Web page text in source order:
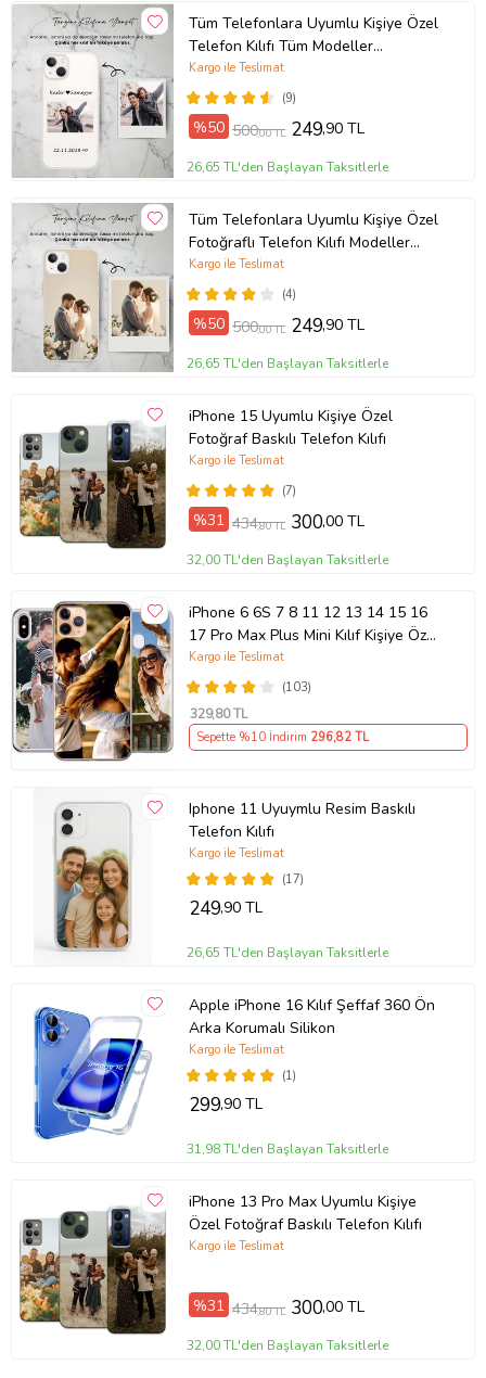
Tüm Telefonlara Uyumlu Kişiye Özel
Telefon Kılıfı Tüm Modeller
Açıklamada
(9)
Kargo ile Teslimat
%50 500,00 TL 249,90 TL
26,65 TL'den Başlayan Taksitlerle
Tüm Telefonlara Uyumlu Kişiye Özel
Fotoğraflı Telefon Kılıfı Modeller
Açıklamada
(4)
Kargo ile Teslimat
%50 500,00 TL 249,90 TL
26,65 TL'den Başlayan Taksitlerle
iPhone 15 Uyumlu Kişiye Özel
Fotoğraf Baskılı Telefon Kılıfı
(7)
Kargo ile Teslimat
%31 434,80 TL 300,00 TL
32,00 TL'den Başlayan Taksitlerle
iPhone 6 6S 7 8 11 12 13 14 15 16
17 Pro Max Plus Mini Kılıf Kişiye Özel
Resimli Fotoğraflı Silikon
(103)
Kargo ile Teslimat
329,80 TL
Sepette %10 İndirim 296,82 TL
Iphone 11 Uyuymlu Resim Baskılı
Telefon Kılıfı
(17)
Kargo ile Teslimat
249,90 TL
26,65 TL'den Başlayan Taksitlerle
Apple iPhone 16 Kılıf Şeffaf 360 Ön
Arka Korumalı Silikon
(1)
Kargo ile Teslimat
299,90 TL
31,98 TL'den Başlayan Taksitlerle
iPhone 13 Pro Max Uyumlu Kişiye
Özel Fotoğraf Baskılı Telefon Kılıfı
Kargo ile Teslimat
%31 434,80 TL 300,00 TL
32,00 TL'den Başlayan Taksitlerle